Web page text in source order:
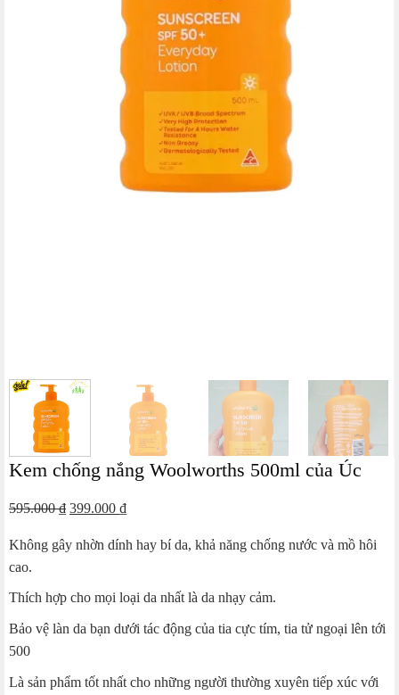
Kem chống nắng Woolworths 500ml của Úc
595.000₫ Giá
là:
399.000 ₫Giá
tại
399.000 ₫.
Không gây nhờn dính hay bí da, khả năng chống nước và mồ hôi
cao.
Thích hợp cho mọi loại da nhất là da nhạy cảm.
Bảo vệ làn da bạn dưới tác động của tia cực tím, tia tử ngoại lên tới
500
Là sản phẩm tốt nhất cho những người thường xuyên tiếp xúc với